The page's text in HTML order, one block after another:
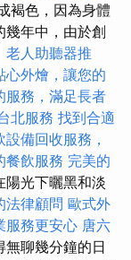
褐色，因為身體
幾年中，由於創
老人助聽器推
心外燴，讓您的
服務，滿足長者
北服務 找到合適
設備回收服務，
餐飲服務 完美的
陽光下曬黑和淡
法律顧問 歐式外
服務更安心 唐六
聊幾分鐘的日